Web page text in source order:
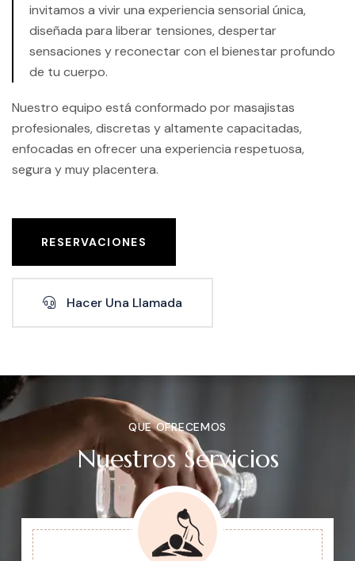
invitamos a vivir una experiencia sensorial única,
diseñada para liberar tensiones, despertar
sensaciones y reconectar con el bienestar profundo
de tu cuerpo.
Nuestro equipo está conformado por masajistas
profesionales, discretas y altamente capacitadas,
enfocadas en ofrecer una experiencia respetuosa,
segura y muy placentera.
RESERVACIONES
Hacer Una Llamada
QUE OFRECEMOS
Nuestros Servicios